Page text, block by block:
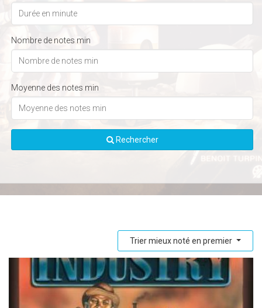
Nombre de notes min
Moyenne des notes min
Rechercher
Trier mieux noté en premier